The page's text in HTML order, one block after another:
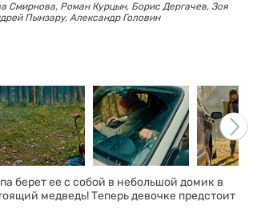
Смирнова, Роман Курцын, Борис Дергачев, Зоя
Пынзару, Александр Головин
берет ее с собой в небольшой домик в
медведь! Теперь девочке предстоит